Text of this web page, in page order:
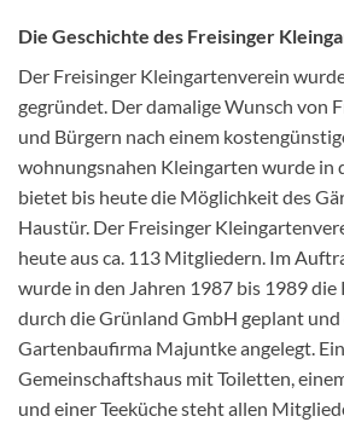
Die Geschichte des Freisinger
Der Freisinger Kleingartenverein
gegründet. Der damalige Wunsch von
und Bürgern nach einem
wohnungsnahen Kleingarten wurde in
bietet bis heute die Möglichkeit des
Haustür. Der Freisinger
heute aus ca. 113 Mitgliedern. Im
wurde in den Jahren 1987 bis 1989
durch die Grünland GmbH geplant
Gartenbaufirma Majuntke angelegt.
Gemeinschaftshaus mit Toiletten,
und einer Teeküche steht allen